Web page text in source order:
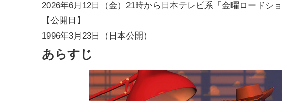
2026年6月12日（金）21時から日本テレビ系「金曜ロードシ
【公開日】
1996年3月23日（日本公開）
あらすじ